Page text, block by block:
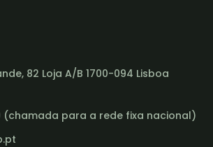
82 Loja A/B 1700-094 Lisboa
(chamada para a rede fixa nacional)